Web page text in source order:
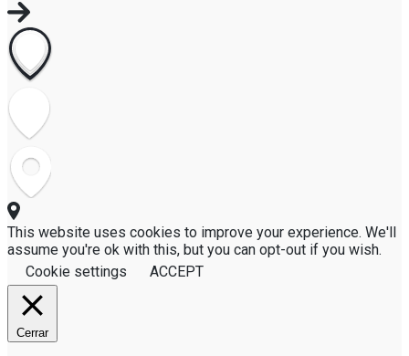
This website uses cookies to improve your experience. We'll
assume you're ok with this, but you can opt-out if you wish.
Cookie settings
ACCEPT
Cerrar